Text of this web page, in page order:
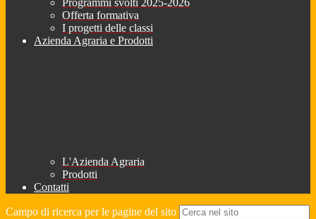
Programmi svolti 2025-2026
Offerta formativa
I progetti delle classi
Azienda Agraria e Prodotti
L'Azienda Agraria
Prodotti
Contatti
Campo di ricerca per le pagine del sito